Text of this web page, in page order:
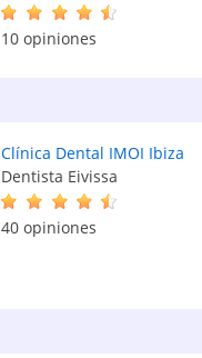
10 opiniones
Clínica Dental IMOI Ibiza
Dentista Eivissa
40 opiniones